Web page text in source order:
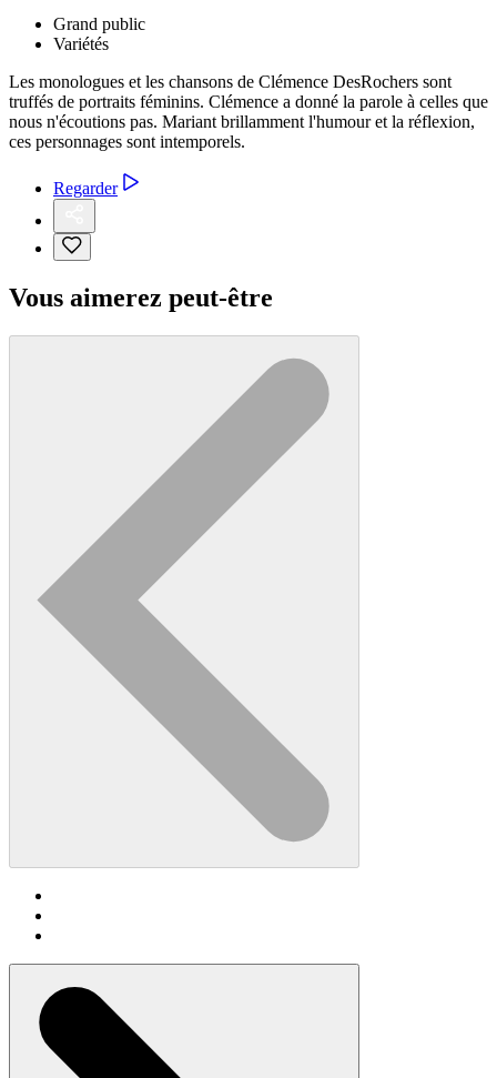
Grand public
Variétés
Les monologues et les chansons de Clémence DesRochers sont
truffés de portraits féminins. Clémence a donné la parole à celles que
nous n'écoutions pas. Mariant brillamment l'humour et la réflexion,
ces personnages sont intemporels.
Regarder
Vous aimerez peut-être